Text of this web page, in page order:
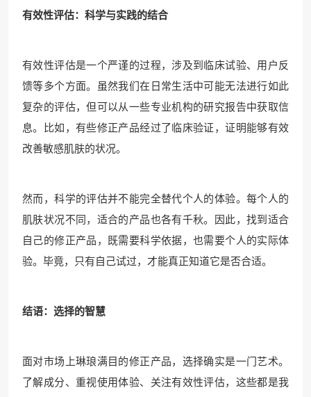
有效性评估：科学与实践的结合
有效性评估是一个严谨的过程，涉及到临床试验、用户反
馈等多个方面。虽然我们在日常生活中可能无法进行如此
复杂的评估，但可以从一些专业机构的研究报告中获取信
息。比如，有些修正产品经过了临床验证，证明能够有效
改善敏感肌肤的状况。
然而，科学的评估并不能完全替代个人的体验。每个人的
肌肤状况不同，适合的产品也各有千秋。因此，找到适合
自己的修正产品，既需要科学依据，也需要个人的实际体
验。毕竟，只有自己试过，才能真正知道它是否合适。
结语：选择的智慧
面对市场上琳琅满目的修正产品，选择确实是一门艺术。
了解成分、重视使用体验、关注有效性评估，这些都是我